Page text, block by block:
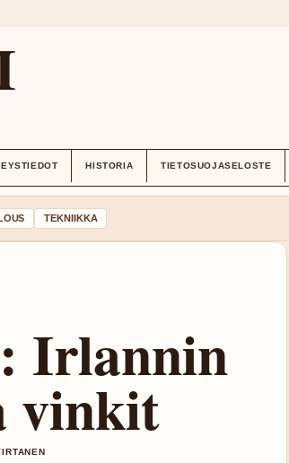
HISTORIA TIETOSUOJASELOSTE
TEKNIIKKA
Irlannin
vinkit